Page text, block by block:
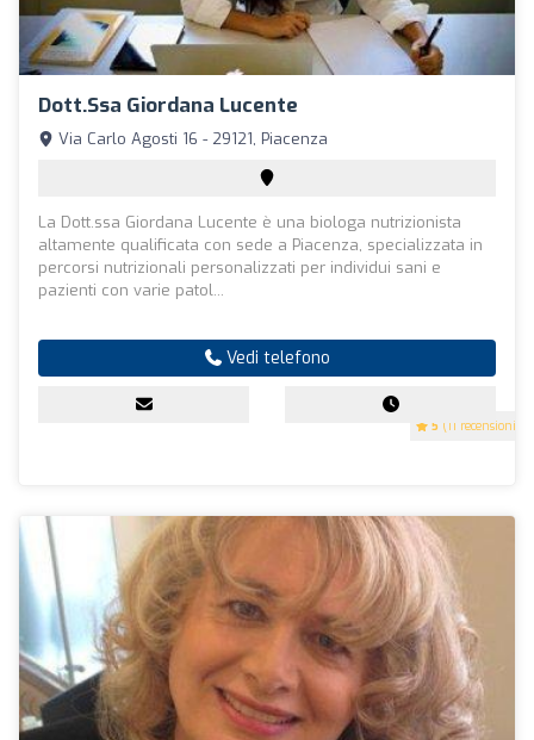
Dott.ssa Giordana Lucente
5 (11 recensioni)
Via Carlo Agosti 16 - 29121, Piacenza
La Dott.ssa Giordana Lucente è una biologa nutrizionista
altamente qualificata con sede a Piacenza, specializzata in
percorsi nutrizionali personalizzati per individui sani e
pazienti con varie patol...
Vedi telefono